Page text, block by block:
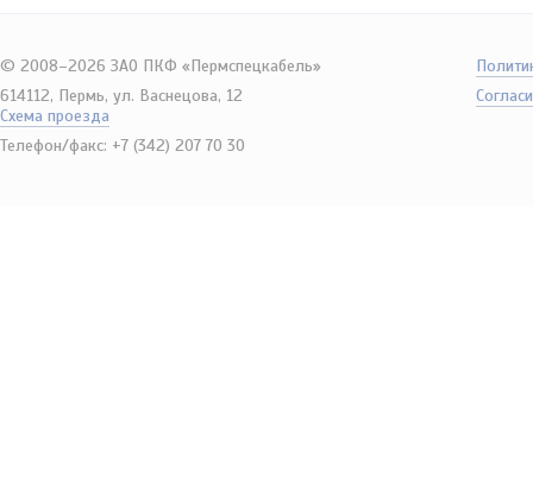
© 2008–2026 ЗАО ПКФ «Пермспецкабель»
614112, Пермь, ул. Васнецова, 12
Схема проезда
Телефон/факс: +7 (342) 207 70 30